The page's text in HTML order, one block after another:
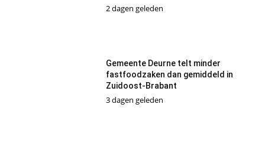
2 dagen geleden
Gemeente Deurne telt minder
fastfoodzaken dan gemiddeld in
Zuidoost-Brabant
3 dagen geleden